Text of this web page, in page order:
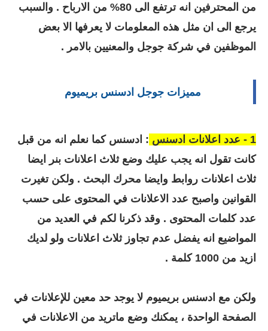
من المحترفين انه ترتفع الى 80% من الارباح . والسبب
يرجع الى ان مثل هذه المعلومات لا يعرفها الا بعض
الموظفين في شركة جوجل والمعنيين بالامر .
مميزات جوجل ادسنس بريميوم
1 - عدد اعلانات ادسنس
: ادسنس كما نعلم انه من قبل
كانت تقول انه يجب عليك وضع ثلاث اعلانات بنر ايضا
ثلاث اعلانات روابط وايضا محرك البحث . ولكن تغيرت
القوانين واصبح عدد الاعلانات في المحتوى على حسب
عدد كلمات المحتوى . وقد ذكرنا لكم في العديد من
المواضيع انه يفضل عدم تجاوز ثلاث اعلانات ولو لديك
ازيد من 1000 كلمة .
ولكن مع ادسنس بريميوم لا يوجد حد معين للإعلانات في
الصفحة الواحدة ، يمكنك وضع ماتريد من الاعلانات في